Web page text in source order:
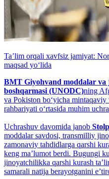
Taʼlim orqali xavfsiz jamiyat:
maqsad yo‘lida
BMT Giyohvand moddalar va
boshqarmasi (UNODC)ning
va Pokiston bo‘yicha
rahbariyati o‘rtasida muhim
Uchrashuv davomida janob
moddalar savdosi, transmilliy
zamonaviy tahdidlarga qarshi
keng maʼlumot berdi. Bugungi
jinoyatchilikka qarshi kurash
samarali natija berayotganini